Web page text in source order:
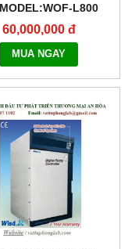
L800
60,000,000 đ
MUA NGAY